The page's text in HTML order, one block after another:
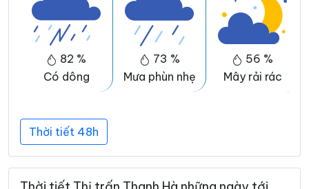
82 %
Có dông
73 %
Mưa phùn nhẹ
56 %
Mây rải rác
Thời tiết 48h